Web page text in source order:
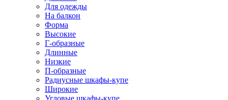
Для одежды
На балкон
Форма
Высокие
Г-образные
Длинные
Низкие
П-образные
Радиусные шкафы-купе
Широкие
Угловые шкафы-купе